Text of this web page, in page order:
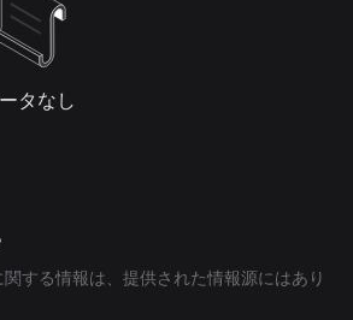
タなし
する情報は、提供された情報源にはあり